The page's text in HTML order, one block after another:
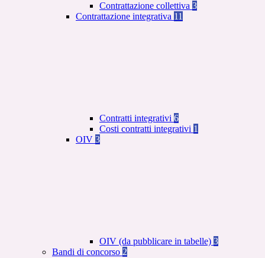
Contrattazione collettiva 3
Contrattazione integrativa 11
Contratti integrativi 6
Costi contratti integrativi 1
OIV 3
OIV (da pubblicare in tabelle) 3
Bandi di concorso 2